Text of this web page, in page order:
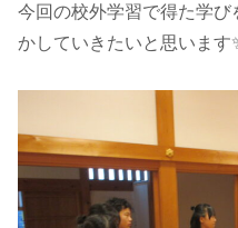
今回の校外学習で得た学
かしていきたいと思います